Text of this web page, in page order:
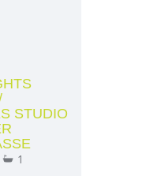
STUDIO
1